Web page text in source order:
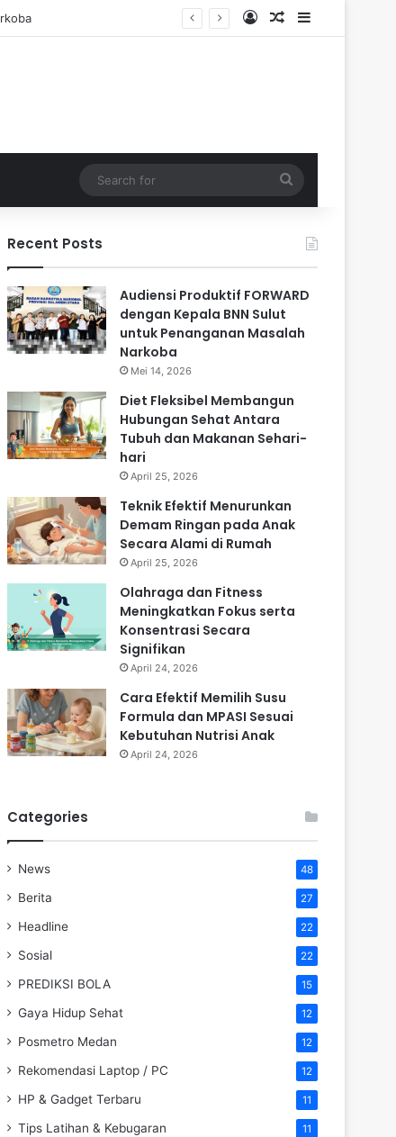
Log InRandom Article
Sidebar
for
Recent Posts
Audiensi Produktif FORWARD
dengan Kepala BNN Sulut
untuk Penanganan Masalah
Narkoba
Mei 14, 2026
Diet Fleksibel Membangun
Hubungan Sehat Antara
Tubuh dan Makanan Sehari-
hari
April 25, 2026
Teknik Efektif Menurunkan
Demam Ringan pada Anak
Secara Alami di Rumah
April 25, 2026
Olahraga dan Fitness
Meningkatkan Fokus serta
Konsentrasi Secara
Signifikan
April 24, 2026
Cara Efektif Memilih Susu
Formula dan MPASI Sesuai
Kebutuhan Nutrisi Anak
April 24, 2026
Categories
News 48
Berita 27
Headline 22
Sosial 22
PREDIKSI BOLA 15
Gaya Hidup Sehat 12
Posmetro Medan 12
Rekomendasi Laptop / PC 12
HP & Gadget Terbaru 11
Tips Latihan & Kebugaran 11